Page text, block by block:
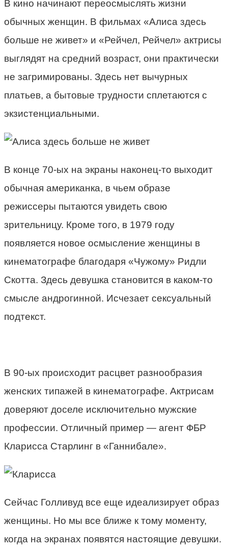
В кино начинают переосмыслять жизни
обычных женщин. В фильмах «Алиса здесь
больше не живет» и «Рейчел, Рейчел» актрисы
выглядят на средний возраст, они практически
не загримированы. Здесь нет вычурных
платьев, а бытовые трудности сплетаются с
экзистенциальными.
В конце 70-ых на экраны наконец-то выходит
обычная американка, в чьем образе
режиссеры пытаются увидеть свою
зрительницу. Кроме того, в 1979 году
появляется новое осмысление женщины в
кинематографе благодаря «Чужому» Ридли
Скотта. Здесь девушка становится в каком-то
смысле андрогинной. Исчезает сексуальный
подтекст.
В 90-ых происходит расцвет разнообразия
женских типажей в кинематографе. Актрисам
доверяют доселе исключительно мужские
профессии. Отличный пример — агент ФБР
Кларисса Старлинг в «Ганнибале».
Сейчас Голливуд все еще идеализирует образ
женщины. Но мы все ближе к тому моменту,
когда на экранах появятся настоящие девушки.